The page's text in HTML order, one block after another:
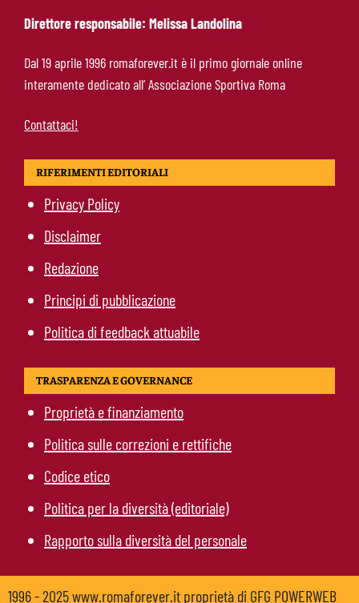
Hermoso, sospiro di sollievo per la Roma:
nessun infortunio dopo il problema alla
caviglia
Direttore responsabile: Melissa Landolina
Dal 19 aprile 1996 romaforever.it è il primo giornale online
interamente dedicato all’ Associazione Sportiva Roma
Contattaci!
RIFERIMENTI EDITORIALI
Privacy Policy
Disclaimer
Redazione
Principi di pubblicazione
Politica di feedback attuabile
TRASPARENZA E GOVERNANCE
Proprietà e finanziamento
Politica sulle correzioni e rettifiche
Codice etico
Politica per la diversità (editoriale)
Rapporto sulla diversità del personale
1996 - 2025 www.romaforever.it proprietà di GFG POWERWEB